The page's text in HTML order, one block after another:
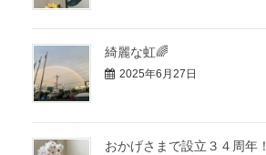
綺麗な虹🌈
2025年6月27日
おかげさまで設立３４周年！